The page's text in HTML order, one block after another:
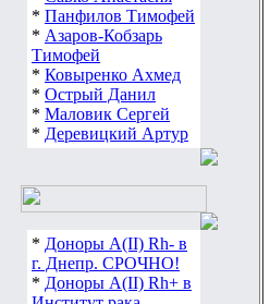
* Панфилов Тимофей
* Азаров-Кобзарь
Тимофей
* Ковыренко Ахмед
* Острый Данил
* Маловик Сергей
* Деревицкий Артур
* Доноры А(ІІ) Rh- в
г. Днепр. СРОЧНО!
* Доноры А(ІІ) Rh+ в